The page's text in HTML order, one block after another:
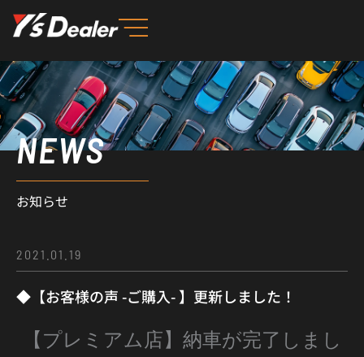
を
ス
キ
ッ
プ NEWS
お知らせ
2021.01.19
◆【お客様の声 -ご購入- 】更新しました！
【プレミアム店】納車が完了しまし